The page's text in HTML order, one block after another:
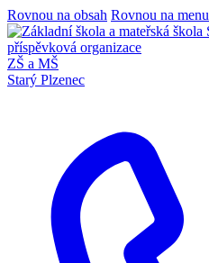
Rovnou na obsah Rovnou na menu
ZŠ a MŠ
Starý Plzenec